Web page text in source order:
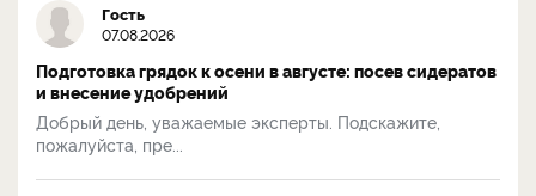
Гость
07.08.2026
Подготовка грядок к осени в августе: посев сидератов
и внесение удобрений
Добрый день, уважаемые эксперты. Подскажите,
пожалуйста, пре...